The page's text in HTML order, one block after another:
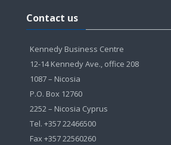
Contact us
Kennedy Business Centre
12-14 Kennedy Ave., office 208
1087 – Nicosia
P.O. Box 12760
2252 – Nicosia Cyprus
Tel. +357 22466500
Fax +357 22560260